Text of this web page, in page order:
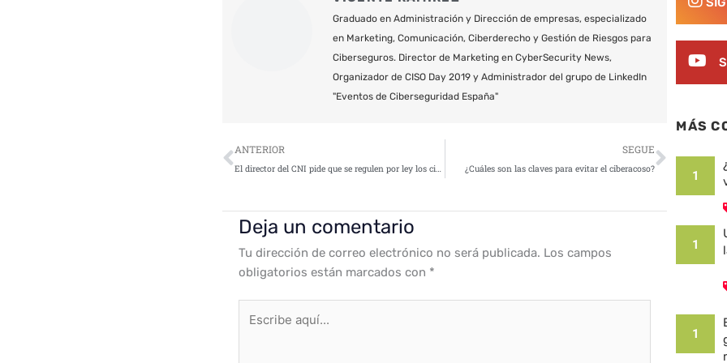
Graduado en Administración y Dirección de empresas, especializado
en Marketing, Comunicación, Ciberderecho y Gestión de Riesgos para
Ciberseguros. Director de Marketing en CyberSecurity News,
Organizador de CISO Day 2019 y Administrador del grupo de LinkedIn
"Eventos de Ciberseguridad España"
Ant
ANTERIOR
El director del CNI pide que se regulen por ley los ciberataques como agresión de «guerra»
SEGUE
¿Cuáles son las claves para evitar el ciberacoso?
Deja un comentario
Tu dirección de correo electrónico no será publicada. Los campos
obligatorios están marcados con *
aquí...
MÁS
1
1
1